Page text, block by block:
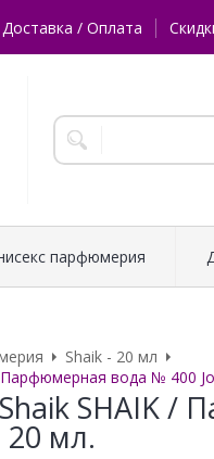
Доставка / Оплата
парфюмерия
Shaik - 20 мл
вода № 400
SHAIK /
20 мл.